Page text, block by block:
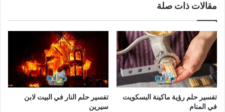
مقالات ذات صلة
تفسير حلم رؤية ماكينة البسكويت
في المنام
تفسير حلم النار في البيت لابن
سيرين